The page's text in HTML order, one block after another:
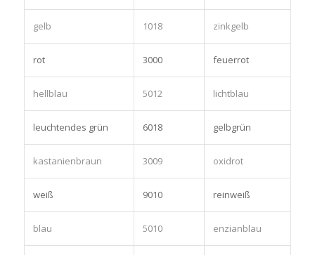
gelb 1018 zinkgelb
rot 3000 feuerrot
hellblau 5012 lichtblau
leuchtendes grün 6018 gelbgrün
kastanienbraun 3009 oxidrot
weiß 9010 reinweiß
blau 5010 enzianblau